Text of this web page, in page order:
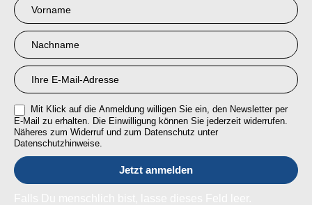
Newsletter
Anmeldung
RMI
Mit Klick auf die Anmeldung willigen Sie ein, den Newsletter per
E-Mail zu erhalten. Die Einwilligung können Sie jederzeit widerrufen.
Näheres zum Widerruf und zum Datenschutz unter
Datenschutzhinweise.